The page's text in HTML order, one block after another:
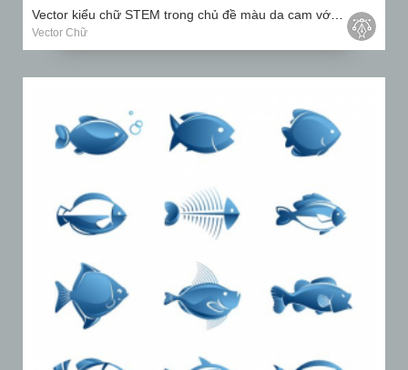
Vector kiểu chữ STEM trong chủ đề màu da cam với các yếu tố trang trí biểu tượng
Vector Chữ